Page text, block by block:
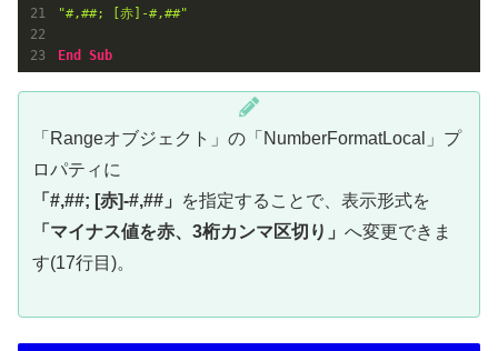
"#,##; [赤]-#,##"
End Sub
「Rangeオブジェクト」の「NumberFormatLocal」プ
ロパティに
「#,##; [赤]-#,##」
を指定することで、表示形式を
「マイナス値を赤、3桁カンマ区切り」 へ変更できま
す(17行目)。